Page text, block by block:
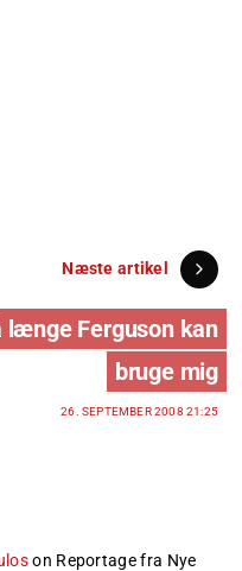
Næste artikel
Ferguson kan
bruge mig
26. SEPTEMBER 2008 21:25
on Reportage fra Nye